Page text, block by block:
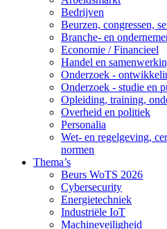
Bedrijven
Beurzen, congressen,
Branche- en
Economie / Financieel
Handel en
Onderzoek -
Onderzoek - studie en
Opleiding, training,
Overheid en politiek
Personalia
Wet- en regelgeving,
normen
Thema’s
Beurs WoTS 2026
Cybersecurity
Energietechniek
Industriële IoT
Machineveiligheid